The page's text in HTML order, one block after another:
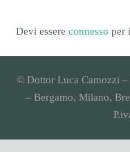
Devi essere connesso per
© Dottor Luca Camozzi –
– Bergamo, Milano,